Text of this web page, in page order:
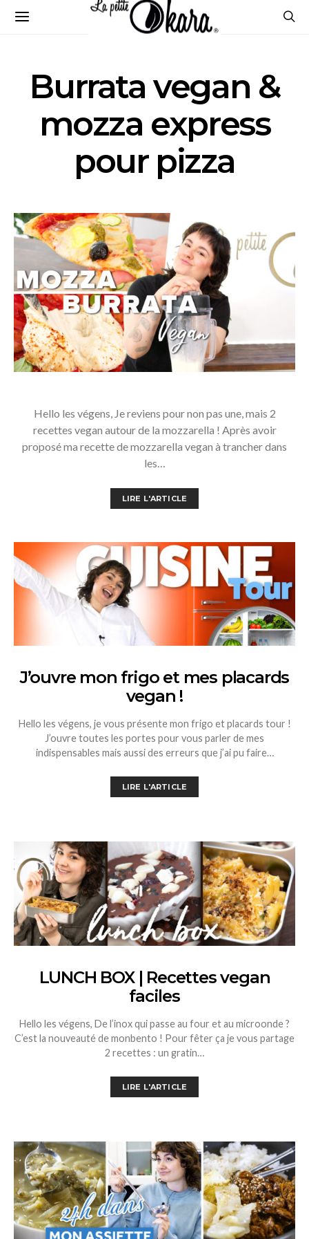
Burrata vegan &
mozza express
pour pizza
Hello les végens, Je reviens pour non pas une, mais 2
recettes vegan autour de la mozzarella ! Après avoir
proposé ma recette de mozzarella vegan à trancher dans
les…
LIRE L'ARTICLE
J’ouvre mon frigo et mes placards
vegan !
Hello les végens, je vous présente mon frigo et placards tour !
J’ouvre toutes les portes pour vous parler de mes
indispensables mais aussi des erreurs que j’ai pu faire…
LIRE L'ARTICLE
LUNCH BOX | Recettes vegan
faciles
Hello les végens, De l’inox qui passe au four et au microonde ?
C’est la nouveauté de monbento ! Pour fêter ça je vous partage
2 recettes : un gratin…
LIRE L'ARTICLE